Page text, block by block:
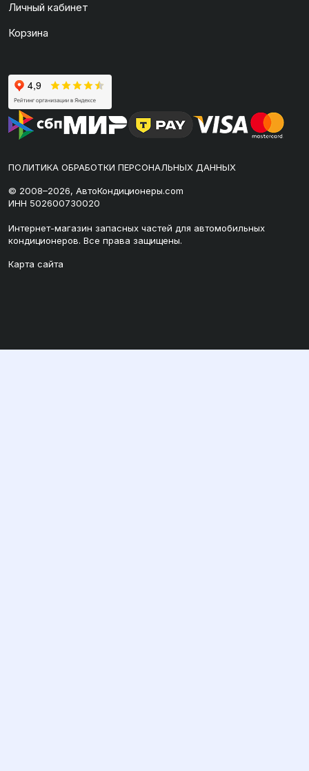
Личный кабинет
Корзина
ПОЛИТИКА ОБРАБОТКИ ПЕРСОНАЛЬНЫХ ДАННЫХ
© 2008–2026, АвтоКондиционеры.com
ИНН 502600730020
Интернет-магазин запасных частей для автомобильных
кондиционеров. Все права защищены.
Карта сайта